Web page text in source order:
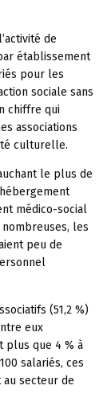
de
établissement
pour les
sociale sans
chiffre qui
associations
culturelle.
le plus de
médico-social
nombreuses, les
peu de
(51,2 %)
eux
plus que 4 % à
salariés, ces
secteur de